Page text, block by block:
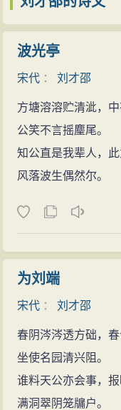
波光亭
宋代 ：刘才邵
方塘溶溶贮清泚，
公笑不言摇麈尾。
知公直是我辈人，
风落波生偶然尔。
为刘端
宋代 ：刘才邵
春阴涔涔透方础，
坐使名园清兴阻。
谁料天公亦会事，
满洞翠阴笼牖户。